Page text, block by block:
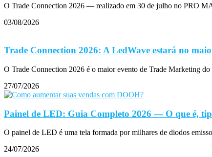
O Trade Connection 2026 — realizado em 30 de julho no PRO
03/08/2026
Trade Connection 2026: A LedWave estará no
O Trade Connection 2026 é o maior evento de Trade Marketing
27/07/2026
Painel de LED: Guia Completo 2026 — O que é,
O painel de LED é uma tela formada por milhares de diodos
24/07/2026